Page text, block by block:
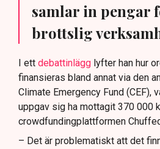
samlar in pengar
brottslig
I ett debattinlägg lyfter han hur
finansieras bland annat via den
Climate Emergency Fund (CEF),
uppgav sig ha mottagit 370 000
crowdfundingplattformen
– Det är problematiskt att det